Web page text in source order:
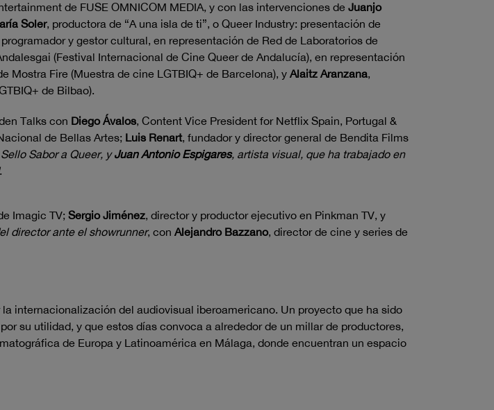
de FUSE OMNICOM MEDIA, y con las intervenciones de Juanjo
Soler, productora de “A una isla de ti”, o Queer Industry: presentación de
programador y gestor cultural, en representación de Red de Laboratorios de
(Festival Internacional de Cine Queer de Andalucía), en representación
Mostra Fire (Muestra de cine LGTBIQ+ de Barcelona), y Alaitz Aranzana,
de Bilbao).
Talks con Diego Ávalos, Content Vice President for Netflix Spain, Portugal &
de Bellas Artes; Luis Renart, fundador y director general de Bendita Films
Sabor a Queer, yJuan Antonio Espigares, artista visual, que ha trabajado en
.
Imagic TV; Sergio Jiménez, director y productor ejecutivo en Pinkman TV, y
director ante el showrunner, con Alejandro Bazzano, director de cine y series de
internacionalización del audiovisual iberoamericano. Un proyecto que ha sido
su utilidad, y que estos días convoca a alrededor de un millar de productores,
de Europa y Latinoamérica en Málaga, donde encuentran un espacio